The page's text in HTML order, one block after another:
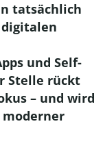
tatsächlich
und Self-
Stelle rückt
– und wird